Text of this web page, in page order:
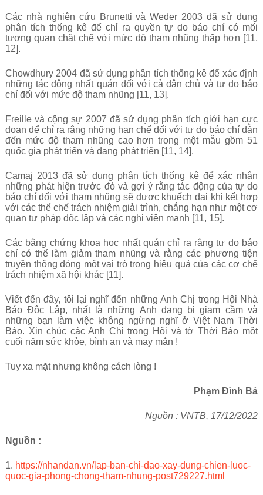
Các nhà nghiên cứu Brunetti và Weder 2003 đã sử dụng
phân tích thống kê để chỉ ra quyền tự do báo chí có mối
tương quan chặt chẽ với mức độ tham nhũng thấp hơn [11,
12].
Chowdhury 2004 đã sử dụng phân tích thống kê để xác định
những tác động nhất quán đối với cả dân chủ và tự do báo
chí đối với mức độ tham nhũng [11, 13].
Freille và cộng sự 2007 đã sử dụng phân tích giới hạn cực
đoan để chỉ ra rằng những hạn chế đối với tự do báo chí dẫn
đến mức độ tham nhũng cao hơn trong một mẫu gồm 51
quốc gia phát triển và đang phát triển [11, 14].
Camaj 2013 đã sử dụng phân tích thống kê để xác nhận
những phát hiện trước đó và gợi ý rằng tác động của tự do
báo chí đối với tham nhũng sẽ được khuếch đại khi kết hợp
với các thể chế trách nhiệm giải trình, chẳng hạn như một cơ
quan tư pháp độc lập và các nghị viện mạnh [11, 15].
Các bằng chứng khoa học nhất quán chỉ ra rằng tự do báo
chí có thể làm giảm tham nhũng và rằng các phương tiện
truyền thông đóng một vai trò trong hiệu quả của các cơ chế
trách nhiệm xã hội khác [11].
Viết đến đây, tôi lại nghĩ đến những Anh Chị trong Hội Nhà
Báo Độc Lập, nhất là những Anh đang bị giam cầm và
những bạn làm việc không ngừng nghĩ ở Việt Nam Thời
Báo. Xin chúc các Anh Chị trong Hội và tờ Thời Báo một
cuối năm sức khỏe, bình an và may mắn !
Tuy xa mặt nhưng không cách lòng !
Phạm Đình Bá
Nguồn : VNTB, 17/12/2022
Nguồn :
1. https://nhandan.vn/lap-ban-chi-dao-xay-dung-chien-luoc-
quoc-gia-phong-chong-tham-nhung-post729227.html